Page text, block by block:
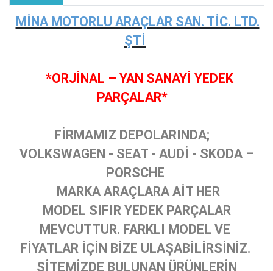
MİNA MOTORLU ARAÇLAR SAN. TİC. LTD.
ŞTİ
*ORJİNAL – YAN SANAYİ YEDEK
PARÇALAR*
FİRMAMIZ DEPOLARINDA;
VOLKSWAGEN - SEAT - AUDİ - SKODA –
PORSCHE
MARKA ARAÇLARA AİT HER
MODEL SIFIR YEDEK PARÇALAR
MEVCUTTUR. FARKLI MODEL VE
FİYATLAR İÇİN BİZE ULAŞABİLİRSİNİZ.
SİTEMİZDE BULUNAN ÜRÜNLERİN